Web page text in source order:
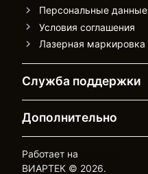
Персональные данные
Условия соглашения
Лазерная маркировка
Служба поддержки
Дополнительно
Работает на
ВИАРТЕК © 2026.